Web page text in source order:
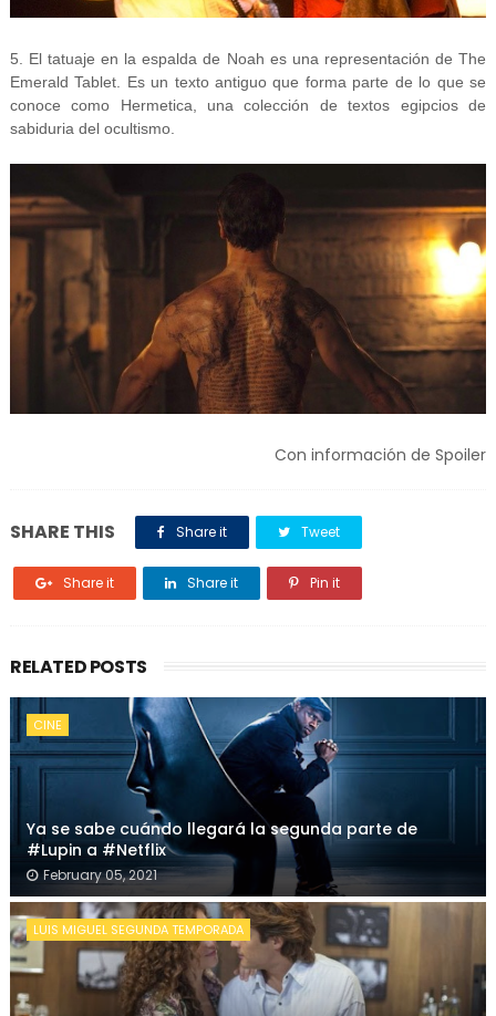
5. El tatuaje en la espalda de Noah es una representación de The
Emerald Tablet. Es un texto antiguo que forma parte de lo que se
conoce como Hermetica, una colección de textos egipcios de
sabiduria del ocultismo.
Con información de Spoiler
SHARE THIS Share it Tweet
Share it Share it Pin it
RELATED POSTS
CINE
Ya se sabe cuándo llegará la segunda parte de
#Lupin a #Netflix
February 05, 2021
LUIS MIGUEL SEGUNDA TEMPORADA